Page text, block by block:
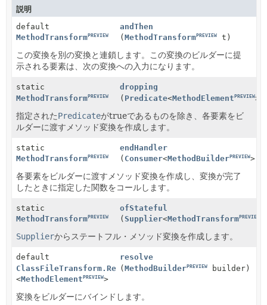
説明
default
MethodTransformPREVIEW
andThen
(MethodTransformPREVIEW t)
この変換を別の変換と連鎖します。この変換のビルダーに提
示される要素は、次の変換への入力になります。
static
MethodTransformPREVIEW
dropping
( Predicate<MethodElementPREVIEW>
指定されたPredicateがtrueであるものを除き、各要素をビ
ルダーに渡すメソッド変換を作成します。
static
MethodTransformPREVIEW
endHandler
( Consumer<MethodBuilderPREVIEW>
各要素をビルダーに渡すメソッド変換を作成し、変換が完了
したときに指定した関数をコールします。
static
MethodTransformPREVIEW
ofStateful
(Supplier<MethodTransformPREVIEW
Supplierからステートフル・メソッド変換を作成します。
default
ClassFileTransform.ResolvedTransformPREVIEW
<MethodElementPREVIEW>
resolve
(MethodBuilderPREVIEW builder)
変換をビルダーにバインドします。